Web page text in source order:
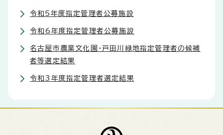
令和5年度指定管理者公募施設
令和6年度指定管理者公募施設
名古屋市農業文化園・戸田川緑地指定管理者の候補
者等選定結果
令和3年度指定管理者選定結果